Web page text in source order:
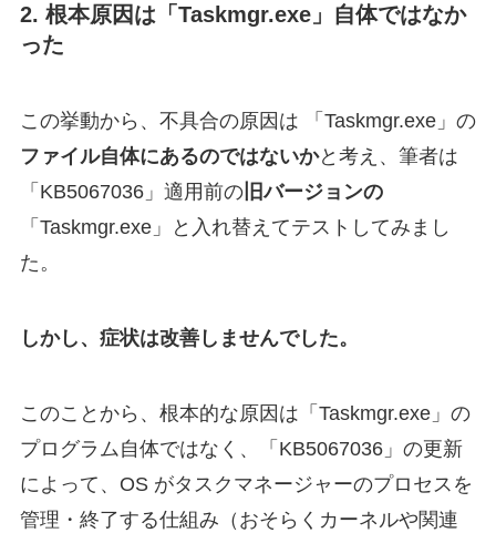
2. 根本原因は「Taskmgr.exe」自体ではなか
った
この挙動から、不具合の原因は 「Taskmgr.exe」の
ファイル自体にあるのではないかと考え、筆者は
「KB5067036」適用前の旧バージョンの
「Taskmgr.exe」と入れ替えてテストしてみまし
た。
しかし、症状は改善しませんでした。
このことから、根本的な原因は「Taskmgr.exe」の
プログラム自体ではなく、「KB5067036」の更新
によって、OS がタスクマネージャーのプロセスを
管理・終了する仕組み（おそらくカーネルや関連